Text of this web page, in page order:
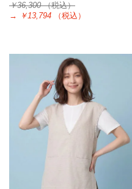
￥36,300（税込）
→
￥13,794 （税込）